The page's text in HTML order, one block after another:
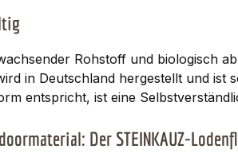
Rohstoff und biologisch
in Deutschland hergestellt und
entspricht, ist eine
Der STEINKAUZ-